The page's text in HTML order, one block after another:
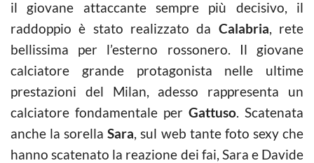
il giovane attaccante sempre più decisivo, il
raddoppio è stato realizzato da Calabria, rete
bellissima per l’esterno rossonero. Il giovane
calciatore grande protagonista nelle ultime
prestazioni del Milan, adesso rappresenta un
calciatore fondamentale per Gattuso. Scatenata
anche la sorellaSara, sul web tante foto sexy che
hanno scatenato la reazione dei fai, Sara e Davide